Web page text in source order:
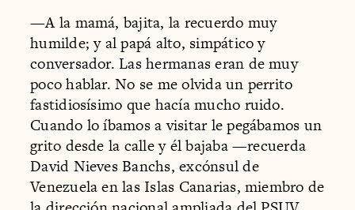
—A la mamá, bajita, la recuerdo muy
humilde; y al papá alto, simpático y
conversador. Las hermanas eran de muy
poco hablar. No se me olvida un perrito
fastidiosísimo que hacía mucho ruido.
Cuando lo íbamos a visitar le pegábamos un
grito desde la calle y él bajaba —recuerda
David Nieves Banchs, excónsul de
Venezuela en las Islas Canarias, miembro de